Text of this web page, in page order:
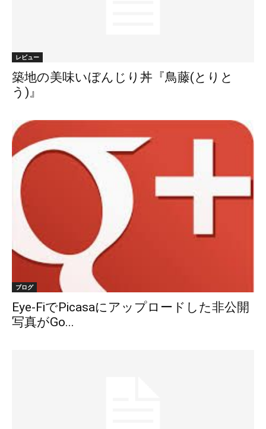
レビュー
築地の美味いぼんじり丼『鳥藤(とりと
う)』
ブログ
Eye-FiでPicasaにアップロードした非公開
写真がGo...